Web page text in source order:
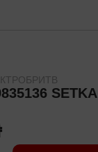
SETKA